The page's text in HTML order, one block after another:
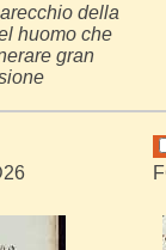
della
huomo che
gran